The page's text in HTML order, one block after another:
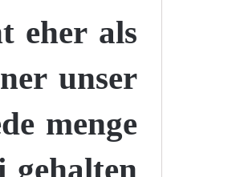
eher als
unser
menge